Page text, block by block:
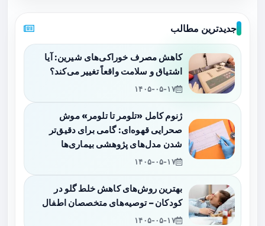
جدیدترین مطالب
کاهش مصرف خوراکی‌های شیرین: آیا
اشتیاق و سلامت واقعاً تغییر می‌کند؟
۱۴۰۵-۰۵-۱۷
ژنوم کامل «تلومر تا تلومر» موش
صحرایی قهوه‌ای: گامی برای دقیق‌تر
شدن مدل‌های پژوهشی بیماری‌ها
۱۴۰۵-۰۵-۱۷
بهترین روش‌های کاهش خلط گلو در
کودکان – توصیه‌های متخصصان اطفال
۱۴۰۵-۰۵-۱۷